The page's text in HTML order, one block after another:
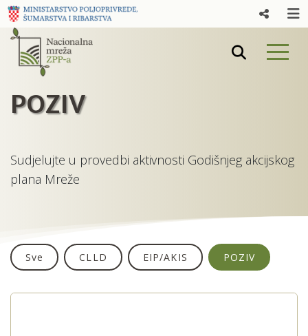
POZIV
Sudjelujte u provedbi aktivnosti Godišnjeg akcijskog
plana Mreže
Sve CLLD EIP/AKIS POZIV